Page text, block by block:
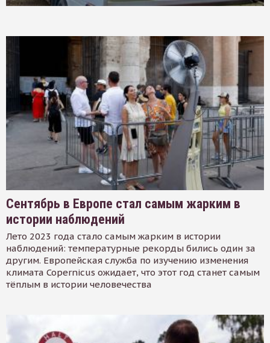
Сентябрь в Европе стал самым жарким в
истории наблюдений
Лето 2023 года стало самым жарким в истории
наблюдений: температурные рекорды бились один за
другим. Европейская служба по изучению изменения
климата Copernicus ожидает, что этот год станет самым
тёплым в истории человечества